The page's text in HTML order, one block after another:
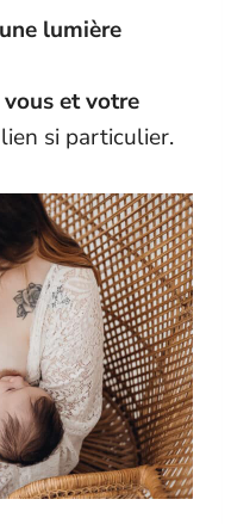
une lumière
vous et votre
si particulier.